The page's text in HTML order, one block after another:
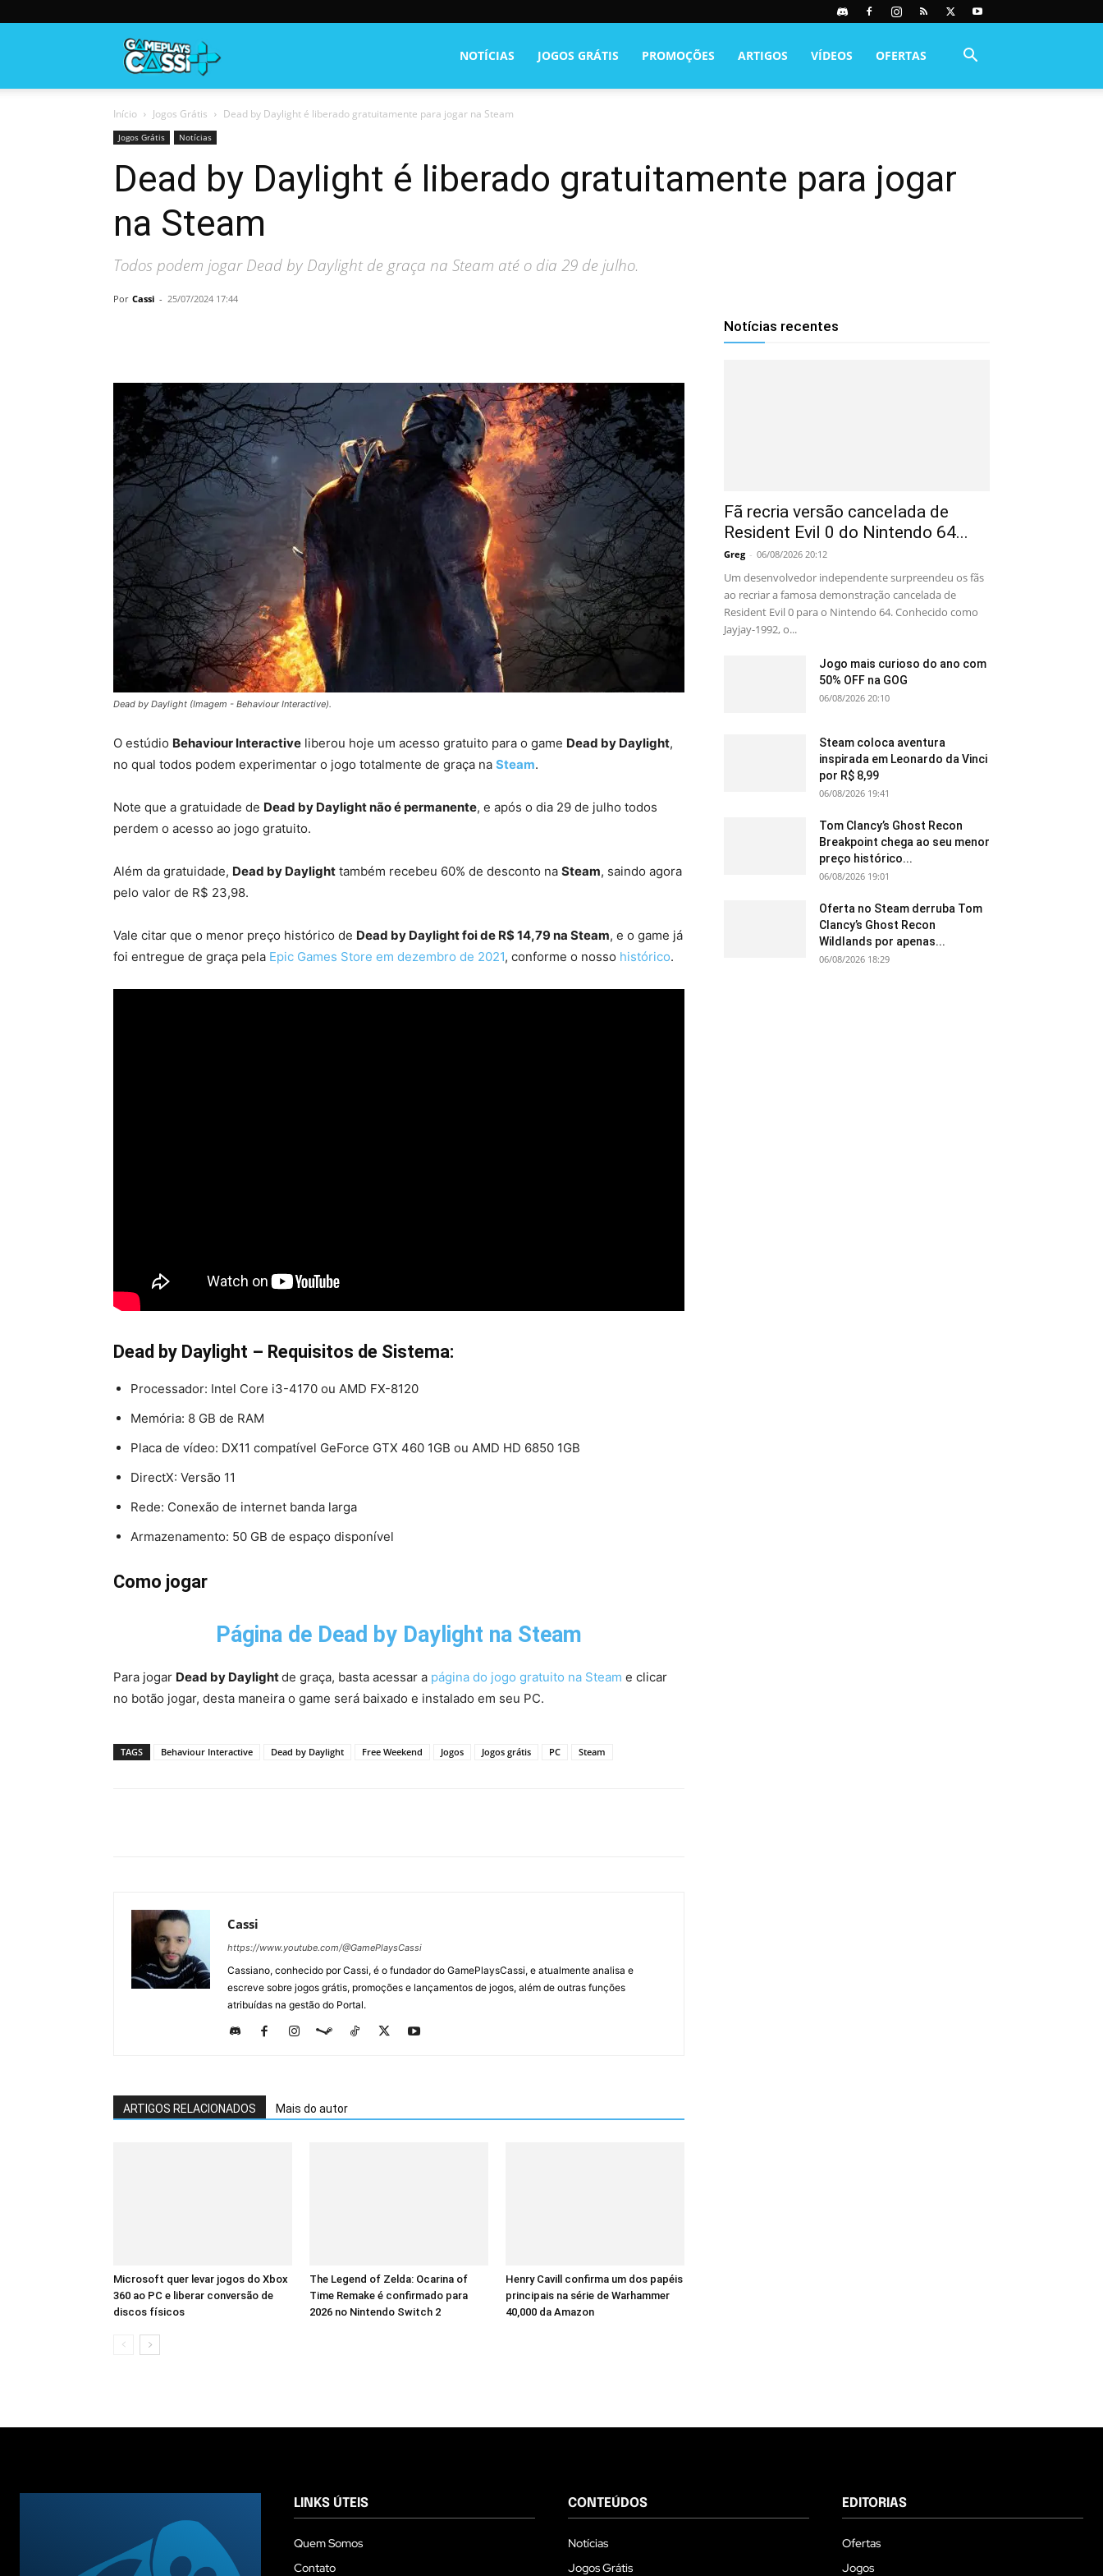
NOTÍCIAS JOGOS GRÁTIS PROMOÇÕES ARTIGOS VÍDEOS OFERTAS
Início Jogos Grátis Dead by Daylight é liberado gratuitamente para jogar na Steam
Jogos Grátis Notícias
Dead by Daylight é liberado gratuitamente para jogar
na Steam
Todos podem jogar Dead by Daylight de graça na Steam até o dia 29 de julho.
Por Cassi - 25/07/2024 17:44
Dead by Daylight (Imagem - Behaviour Interactive).
O estúdio Behaviour Interactive liberou hoje um acesso gratuito para o game Dead by Daylight,
no qual todos podem experimentar o jogo totalmente de graça na Steam.
Note que a gratuidade de Dead by Daylight não é permanente, e após o dia 29 de julho todos
perdem o acesso ao jogo gratuito.
Além da gratuidade, Dead by Daylight também recebeu 60% de desconto na Steam, saindo agora
pelo valor de R$ 23,98.
Vale citar que o menor preço histórico de Dead by Daylight foi de R$ 14,79 na Steam, e o game já
foi entregue de graça pela Epic Games Store em dezembro de 2021, conforme o nosso histórico.
Dead by Daylight – Requisitos de Sistema:
Processador: Intel Core i3-4170 ou AMD FX-8120
Memória: 8 GB de RAM
Placa de vídeo: DX11 compatível GeForce GTX 460 1GB ou AMD HD 6850 1GB
DirectX: Versão 11
Rede: Conexão de internet banda larga
Armazenamento: 50 GB de espaço disponível
Como jogar
Página de Dead by Daylight na Steam
Para jogar Dead by Daylightde graça, basta acessar a página do jogo gratuito na Steam e clicar
no botão jogar, desta maneira o game será baixado e instalado em seu PC.
TAGS Behaviour Interactive Dead by Daylight Free Weekend Jogos Jogos grátis PC Steam
Cassi
https://www.youtube.com/@GamePlaysCassi
Cassiano, conhecido por Cassi, é o fundador do GamePlaysCassi, e atualmente analisa e
escreve sobre jogos grátis, promoções e lançamentos de jogos, além de outras funções
atribuídas na gestão do Portal.
ARTIGOS RELACIONADOS Mais do autor
Microsoft quer levar jogos do Xbox
360 ao PC e liberar conversão de
discos físicos
The Legend of Zelda: Ocarina of
Time Remake é confirmado para
2026 no Nintendo Switch 2
Henry Cavill confirma um dos papéis
principais na série de Warhammer
40,000 da Amazon
Notícias recentes
Fã recria versão cancelada de
Resident Evil 0 do Nintendo 64...
Greg - 06/08/2026 20:12
Um desenvolvedor independente surpreendeu os fãs
ao recriar a famosa demonstração cancelada de
Resident Evil 0 para o Nintendo 64. Conhecido como
Jayjay-1992, o...
Jogo mais curioso do ano com
50% OFF na GOG
06/08/2026 20:10
Steam coloca aventura
inspirada em Leonardo da Vinci
por R$ 8,99
06/08/2026 19:41
Tom Clancy’s Ghost Recon
Breakpoint chega ao seu menor
preço histórico...
06/08/2026 19:01
Oferta no Steam derruba Tom
Clancy’s Ghost Recon
Wildlands por apenas...
06/08/2026 18:29
LINKS ÚTEIS
Quem Somos
Contato
CONTEÚDOS
Notícias
Jogos Grátis
EDITORIAS
Ofertas
Jogos